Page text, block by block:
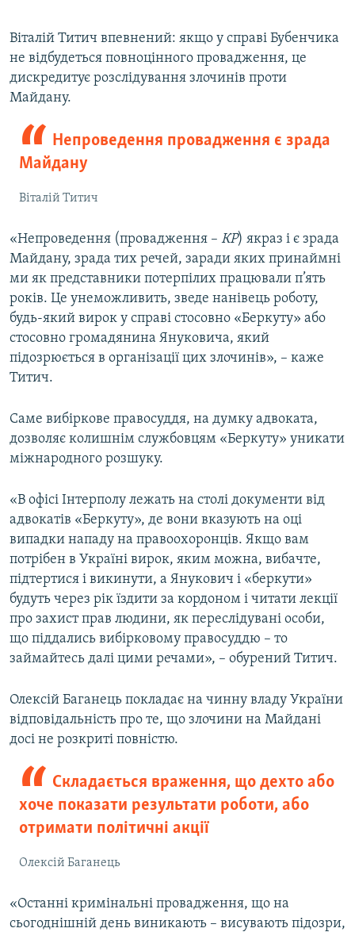
Віталій Титич впевнений: якщо у справі Бубенчика
не відбудеться повноцінного провадження, це
дискредитує розслідування злочинів проти
Майдану.
Непроведення провадження є зрада
Майдану
Віталій Титич
«Непроведення (провадження – КР) якраз і є зрада
Майдану, зрада тих речей, заради яких принаймні
ми як представники потерпілих працювали п’ять
років. Це унеможливить, зведе нанівець роботу,
будь-який вирок у справі стосовно «Беркуту» або
стосовно громадянина Януковича, який
підозрюється в організації цих злочинів», – каже
Титич.
Саме вибіркове правосуддя, на думку адвоката,
дозволяє колишнім службовцям «Беркуту» уникати
міжнародного розшуку.
«В офісі Інтерполу лежать на столі документи від
адвокатів «Беркуту», де вони вказують на оці
випадки нападу на правоохоронців. Якщо вам
потрібен в Україні вирок, яким можна, вибачте,
підтертися і викинути, а Янукович і «беркути»
будуть через рік їздити за кордоном і читати лекції
про захист прав людини, як переслідувані особи,
що піддались вибірковому правосуддю – то
займайтесь далі цими речами», – обурений Титич.
Олексій Баганець покладає на чинну владу України
відповідальність про те, що злочини на Майдані
досі не розкриті повністю.
Складається враження, що дехто або
хоче показати результати роботи, або
отримати політичні акції
Олексій Баганець
«Останні кримінальні провадження, що на
сьогоднішній день виникають – висувають підозри,